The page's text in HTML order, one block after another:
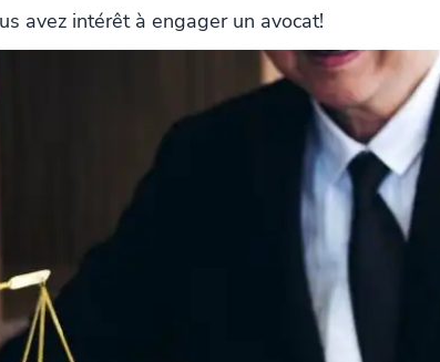
avez intérêt à engager un avocat!